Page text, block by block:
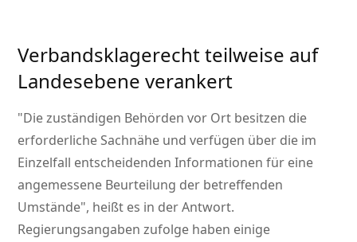
Verbandsklagerecht teilweise auf
Landesebene verankert
Die zuständigen Behörden vor Ort besitzen die
erforderliche Sachnähe und verfügen über die im
Einzelfall entscheidenden Informationen für eine
angemessene Beurteilung der betreffenden
Umstände , heißt es in der Antwort.
Regierungsangaben zufolge haben einige